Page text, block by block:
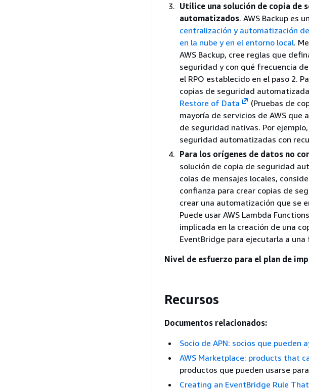
Utilice una solución de copia de
automatizados. AWS Backup es
centralización y automatización
en la nube y en el entorno local.
AWS Backup, cree reglas que
seguridad y con qué frecuencia
el RPO establecido en el paso 2.
copias de seguridad
Restore of Data
(Pruebas de
mayoría de servicios de AWS que
de seguridad nativas. Por
seguridad automatizadas con
Para los orígenes de datos no
solución de copia de seguridad
colas de mensajes locales,
confianza para crear copias de
crear una automatización que se
Puede usar AWS Lambda
implicada en la creación de una
EventBridge para ejecutarla a una
Nivel de esfuerzo para el plan de
Recursos
Documentos relacionados:
Socio de APN: socios que pueden
AWS Marketplace: products that
productos que pueden usarse
Creating an EventBridge Rule